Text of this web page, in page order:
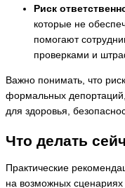
Риск
которые не
помогают
проверками и
Важно понимать, что
формальных
для здоровья,
Что делать
Практические
на возможных сценариях